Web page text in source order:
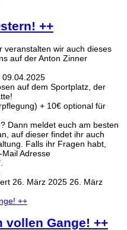
++
veranstalten wir auch dieses
auf der Anton Zinner
09.04.2025
auf dem Sportplatz, der
+ 10€ optional für
Dann meldet euch am besten
auf dieser findet ihr auch
Falls ihr Fragen habt,
Adresse
26. März 2025 26. März
vollen Gange! ++